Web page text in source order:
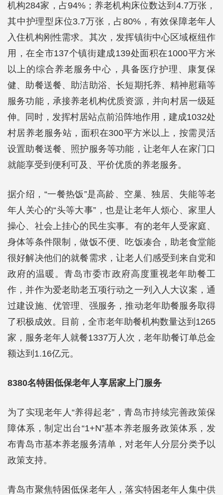
机构284家，占94%；养老机构床位数达到4.7万张，
其中护理型床位3.7万张，占80%，有效保障老年人
入住机构刚性需求。其次，发挥镇街中心区域枢纽作
用，在全市137个镇街建成139处面积在1000平方米
以上的综合养老服务中心，具备医疗护理、康复保
健、助餐送餐、助洁助浴、长短期托养、精神慰藉等
服务功能，承接养老机构优质资源，并向村居一级延
伸。同时，发挥村居站点前沿阵地作用，建成1032处
村居养老服务站，面积在300平方米以上，按需灵活
设置助餐送餐、照护服务等功能，让老年人在家门口
就能享受到便利可及、平价优质的养老服务。
据介绍，“一餐热饭”是高龄、空巢、独居、失能等老
年人关心的“头等大事”，也是让老年人烦心、家里人
操心、社会上挂心的民生实事。有的老年人受家庭、
身体等条件限制，做饭不便、吃饭凑合，助老食堂能
很好解决他们的就餐需求，让老人们感受到来自党和
政府的温暖。青岛市委市政府高度重视老年助餐工
作，并作为爱老助老五项行动之一列入人大议案，通
过建设施、优管理、强服务，推动老年助餐服务取得
了积极成效。目前，全市老年助餐机构数量达到1265
家，服务老年人就餐1337万人次，老年助餐订单总金
额达到1.16亿元。
8380名特困低保老年人享居家上门服务
为了实现老年人“养得起老”，青岛市持续完善政策保
障体系，制定出台“1+N”基本养老服务政策体系，发
布青岛市基本养老服务清单，对老年人分层分类予以
政策支持。
青岛市聚焦特困低保老年人，落实特困老年人集中供